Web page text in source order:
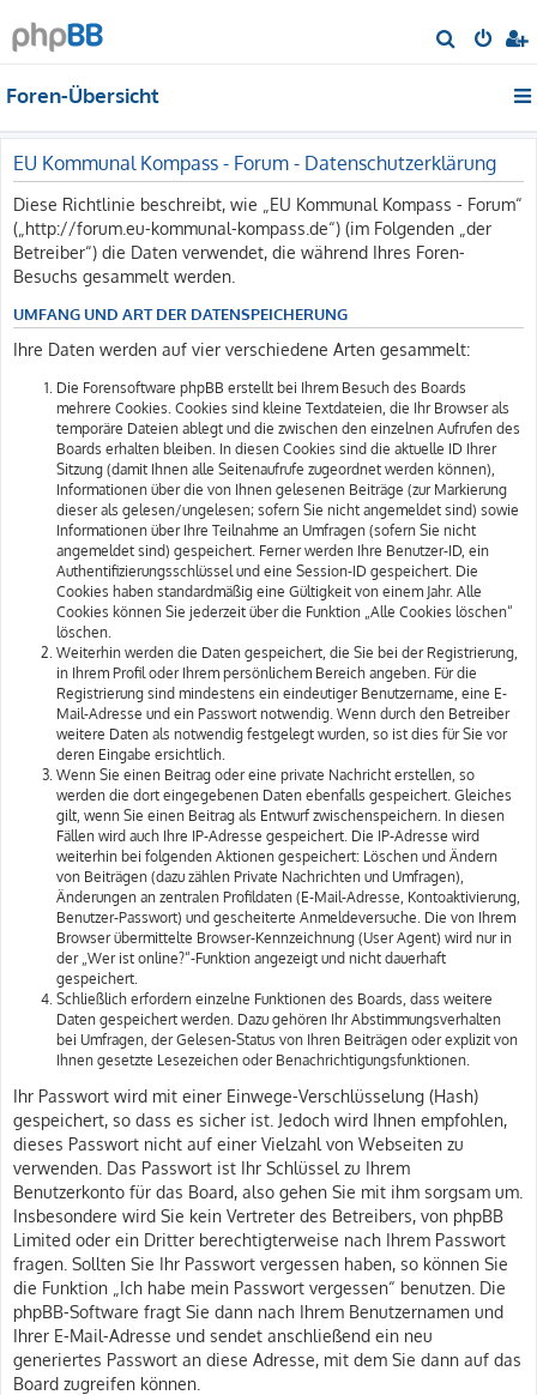
u
Foren-Übersicht
EU Kommunal Kompass - Forum - Datenschutzerklärung
Diese Richtlinie beschreibt, wie „EU Kommunal Kompass - Forum“
(„http://forum.eu-kommunal-kompass.de“) (im Folgenden „der
Betreiber“) die Daten verwendet, die während Ihres Foren-
Besuchs gesammelt werden.
UMFANG UND ART DER DATENSPEICHERUNG
Ihre Daten werden auf vier verschiedene Arten gesammelt:
Die Forensoftware phpBB erstellt bei Ihrem Besuch des Boards
mehrere Cookies. Cookies sind kleine Textdateien, die Ihr Browser als
temporäre Dateien ablegt und die zwischen den einzelnen Aufrufen des
Boards erhalten bleiben. In diesen Cookies sind die aktuelle ID Ihrer
Sitzung (damit Ihnen alle Seitenaufrufe zugeordnet werden können),
Informationen über die von Ihnen gelesenen Beiträge (zur Markierung
dieser als gelesen/ungelesen; sofern Sie nicht angemeldet sind) sowie
Informationen über Ihre Teilnahme an Umfragen (sofern Sie nicht
angemeldet sind) gespeichert. Ferner werden Ihre Benutzer-ID, ein
Authentifizierungsschlüssel und eine Session-ID gespeichert. Die
Cookies haben standardmäßig eine Gültigkeit von einem Jahr. Alle
Cookies können Sie jederzeit über die Funktion „Alle Cookies löschen“
löschen.
Weiterhin werden die Daten gespeichert, die Sie bei der Registrierung,
in Ihrem Profil oder Ihrem persönlichem Bereich angeben. Für die
Registrierung sind mindestens ein eindeutiger Benutzername, eine E-
Mail-Adresse und ein Passwort notwendig. Wenn durch den Betreiber
weitere Daten als notwendig festgelegt wurden, so ist dies für Sie vor
deren Eingabe ersichtlich.
Wenn Sie einen Beitrag oder eine private Nachricht erstellen, so
werden die dort eingegebenen Daten ebenfalls gespeichert. Gleiches
gilt, wenn Sie einen Beitrag als Entwurf zwischenspeichern. In diesen
Fällen wird auch Ihre IP-Adresse gespeichert. Die IP-Adresse wird
weiterhin bei folgenden Aktionen gespeichert: Löschen und Ändern
von Beiträgen (dazu zählen Private Nachrichten und Umfragen),
Änderungen an zentralen Profildaten (E-Mail-Adresse, Kontoaktivierung,
Benutzer-Passwort) und gescheiterte Anmeldeversuche. Die von Ihrem
Browser übermittelte Browser-Kennzeichnung (User Agent) wird nur in
der „Wer ist online?“-Funktion angezeigt und nicht dauerhaft
gespeichert.
Schließlich erfordern einzelne Funktionen des Boards, dass weitere
Daten gespeichert werden. Dazu gehören Ihr Abstimmungsverhalten
bei Umfragen, der Gelesen-Status von Ihren Beiträgen oder explizit von
Ihnen gesetzte Lesezeichen oder Benachrichtigungsfunktionen.
Ihr Passwort wird mit einer Einwege-Verschlüsselung (Hash)
gespeichert, so dass es sicher ist. Jedoch wird Ihnen empfohlen,
dieses Passwort nicht auf einer Vielzahl von Webseiten zu
verwenden. Das Passwort ist Ihr Schlüssel zu Ihrem
Benutzerkonto für das Board, also gehen Sie mit ihm sorgsam um.
Insbesondere wird Sie kein Vertreter des Betreibers, von phpBB
Limited oder ein Dritter berechtigterweise nach Ihrem Passwort
fragen. Sollten Sie Ihr Passwort vergessen haben, so können Sie
die Funktion „Ich habe mein Passwort vergessen“ benutzen. Die
phpBB-Software fragt Sie dann nach Ihrem Benutzernamen und
Ihrer E-Mail-Adresse und sendet anschließend ein neu
generiertes Passwort an diese Adresse, mit dem Sie dann auf das
Board zugreifen können.